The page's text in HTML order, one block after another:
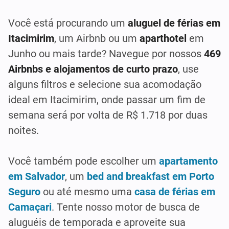
Você está procurando um aluguel de férias em
Itacimirim, um Airbnb ou um aparthotel em
Junho ou mais tarde? Navegue por nossos 469
Airbnbs e alojamentos de curto prazo, use
alguns filtros e selecione sua acomodação
ideal em Itacimirim, onde passar um fim de
semana será por volta de R$ 1.718 por duas
noites.
Você também pode escolher um apartamento
em Salvador, um bed and breakfast em Porto
Seguro ou até mesmo uma casa de férias em
Camaçari. Tente nosso motor de busca de
aluguéis de temporada e aproveite sua